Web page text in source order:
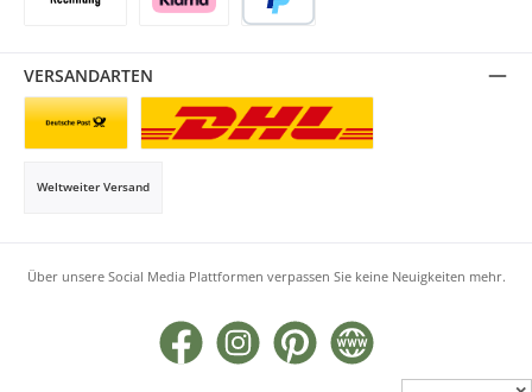
VERSANDARTEN
Weltweiter Versand
Über unsere Social Media Plattformen verpassen Sie keine Neuigkeiten mehr.
Facebook Instagram Pinterest Website